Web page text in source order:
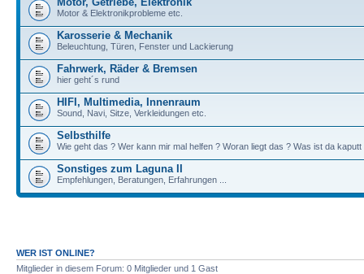
Motor & Elektronikprobleme etc.
Karosserie & Mechanik
Beleuchtung, Türen, Fenster und Lackierung
Fahrwerk, Räder & Bremsen
hier geht´s rund
HIFI, Multimedia, Innenraum
Sound, Navi, Sitze, Verkleidungen etc.
Selbsthilfe
Wie geht das ? Wer kann mir mal helfen ? Woran liegt das ? Was ist da kaputt
Sonstiges zum Laguna II
Empfehlungen, Beratungen, Erfahrungen ...
WER IST ONLINE?
Mitglieder in diesem Forum: 0 Mitglieder und 1 Gast